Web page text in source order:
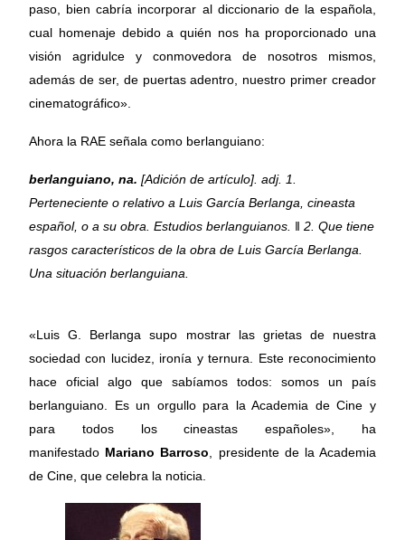
paso, bien cabría incorporar al diccionario de la española,
cual homenaje debido a quién nos ha proporcionado una
visión agridulce y conmovedora de nosotros mismos,
además de ser, de puertas adentro, nuestro primer creador
cinematográfico».
Ahora la RAE señala como berlanguiano:
berlanguiano, na. [Adición de artículo]. adj. 1.
Perteneciente o relativo a Luis García Berlanga, cineasta
español, o a su obra. Estudios berlanguianos. ‖ 2. Que tiene
rasgos característicos de la obra de Luis García Berlanga.
Una situación berlanguiana.
«Luis G. Berlanga supo mostrar las grietas de nuestra
sociedad con lucidez, ironía y ternura. Este reconocimiento
hace oficial algo que sabíamos todos: somos un país
berlanguiano. Es un orgullo para la Academia de Cine y
para todos los cineastas españoles», ha
manifestado Mariano Barroso, presidente de la Academia
de Cine, que celebra la noticia.